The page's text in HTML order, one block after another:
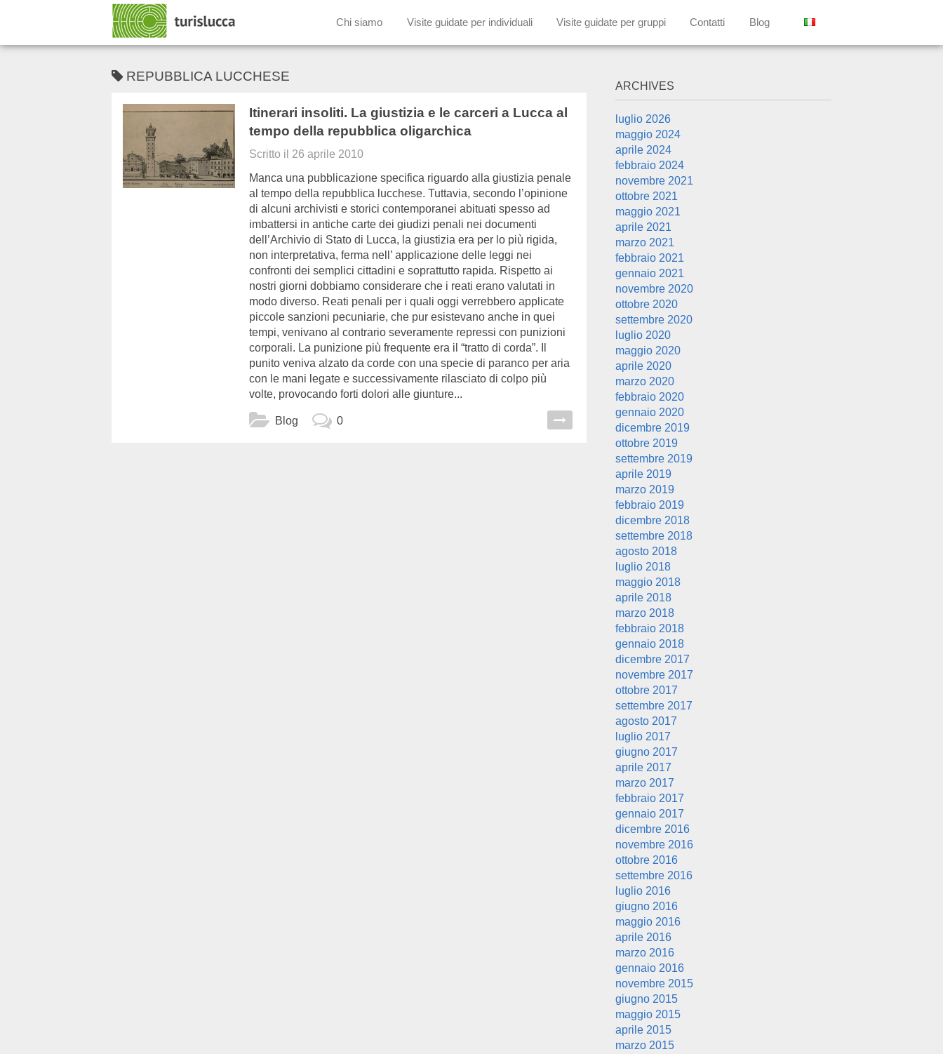
Chi siamo Visite guidate per individuali Visite guidate per gruppi Contatti Blog
REPUBBLICA LUCCHESE
Itinerari insoliti. La giustizia e le carceri a Lucca al
tempo della repubblica oligarchica
Scritto il 26 aprile 2010
Manca una pubblicazione specifica riguardo alla giustizia penale
al tempo della repubblica lucchese. Tuttavia, secondo l’opinione
di alcuni archivisti e storici contemporanei abituati spesso ad
imbattersi in antiche carte dei giudizi penali nei documenti
dell’Archivio di Stato di Lucca, la giustizia era per lo più rigida,
non interpretativa, ferma nell’ applicazione delle leggi nei
confronti dei semplici cittadini e soprattutto rapida. Rispetto ai
nostri giorni dobbiamo considerare che i reati erano valutati in
modo diverso. Reati penali per i quali oggi verrebbero applicate
piccole sanzioni pecuniarie, che pur esistevano anche in quei
tempi, venivano al contrario severamente repressi con punizioni
corporali. La punizione più frequente era il “tratto di corda”. Il
punito veniva alzato da corde con una specie di paranco per aria
con le mani legate e successivamente rilasciato di colpo più
volte, provocando forti dolori alle giunture...
Blog 0
ARCHIVES
luglio 2026
maggio 2024
aprile 2024
febbraio 2024
novembre 2021
ottobre 2021
maggio 2021
aprile 2021
marzo 2021
febbraio 2021
gennaio 2021
novembre 2020
ottobre 2020
settembre 2020
luglio 2020
maggio 2020
aprile 2020
marzo 2020
febbraio 2020
gennaio 2020
dicembre 2019
ottobre 2019
settembre 2019
aprile 2019
marzo 2019
febbraio 2019
dicembre 2018
settembre 2018
agosto 2018
luglio 2018
maggio 2018
aprile 2018
marzo 2018
febbraio 2018
gennaio 2018
dicembre 2017
novembre 2017
ottobre 2017
settembre 2017
agosto 2017
luglio 2017
giugno 2017
aprile 2017
marzo 2017
febbraio 2017
gennaio 2017
dicembre 2016
novembre 2016
ottobre 2016
settembre 2016
luglio 2016
giugno 2016
maggio 2016
aprile 2016
marzo 2016
gennaio 2016
novembre 2015
giugno 2015
maggio 2015
aprile 2015
marzo 2015